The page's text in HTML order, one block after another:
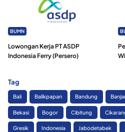
BUMN
Lowongan Kerja PT ASDP
Indonesia Ferry (Persero)
Tag
Bali Balikpapan Bandung
Bekasi Bogor Cibitung
Gresik Indonesia Jabodetabek